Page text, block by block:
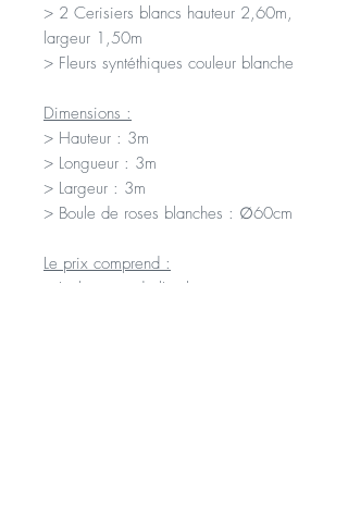
> 2 Cerisiers blancs hauteur 2,60m,
largeur 1,50m
> Fleurs syntéthiques couleur blanche
Dimensions :
> Hauteur : 3m
> Longueur : 3m
> Largeur : 3m
> Boule de roses blanches : ∅60cm
Le prix comprend :
> La location de l'arche comme